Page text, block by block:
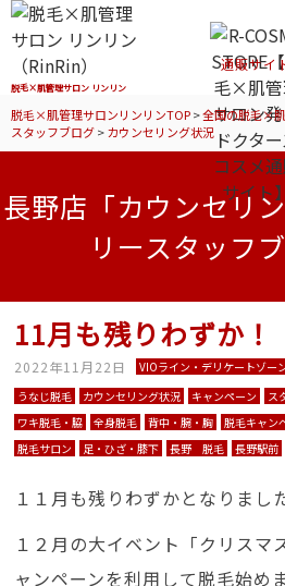
脱毛×肌管理サロン リンリン
通販サイ
脱毛×肌管理サロンリンリンTOP>全国の脱毛×
スタッフブログ>カウンセリング状況
長野店「カウンセリ
リースタッフ
11月も残りわずか！
2022年11月22日 VIOライン・デリケートゾー
うなじ脱毛
カウンセリング状況 キャンペーン ス
ワキ脱毛・脇
全身脱毛 背中・腕・胸 脱毛キャン
脱毛サロン
足・ひざ・膝下 長野 脱毛 長野駅前
１１月も残りわずかとなりまし
１２月の大イベント「クリスマ
ャンペーンを利用して脱毛始め